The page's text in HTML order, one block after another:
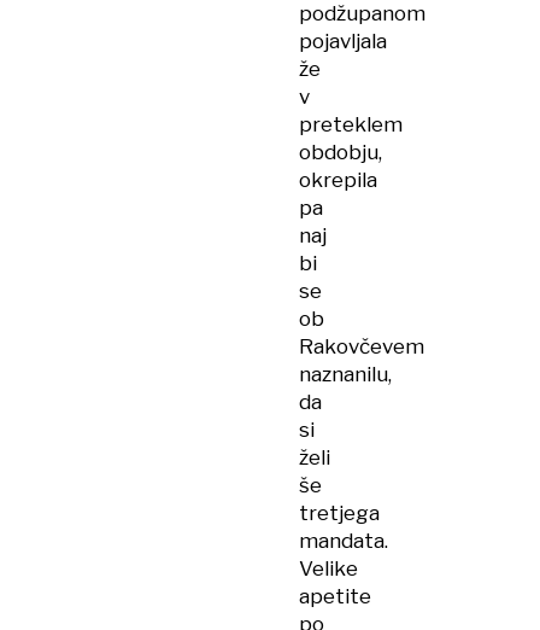
podžupanom
pojavljala
že
v
preteklem
obdobju,
okrepila
pa
naj
bi
se
ob
Rakovčevem
naznanilu,
da
si
želi
še
tretjega
mandata.
Velike
apetite
po